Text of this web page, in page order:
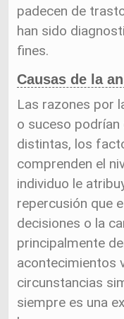
padecen de
han sido
fines.
Causas de la
Las razones por
o suceso podrían
distintas, los
comprenden el
individuo le
repercusión que
decisiones o la
principalmente
acontecimientos
circunstancias
siempre es una